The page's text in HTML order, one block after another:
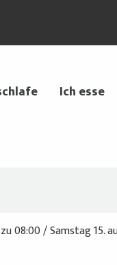
Ich esse
08:00 / Samstag 15.